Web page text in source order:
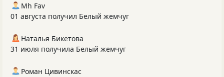
Mh Fav
01 августа получил Белый жемчуг
Наталья Бикетова
31 июля получила Белый жемчуг
Роман Цивинскас